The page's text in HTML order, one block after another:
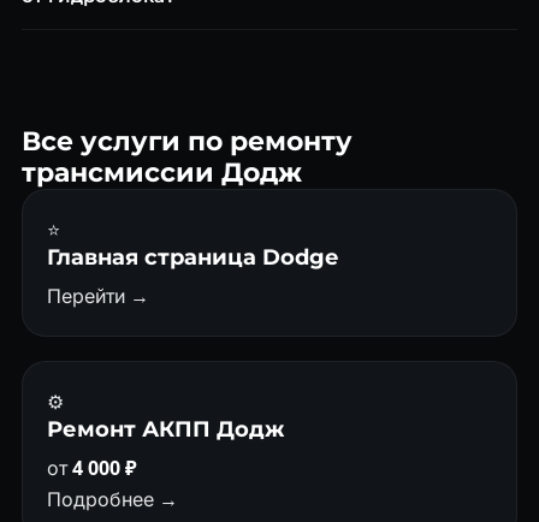
Итоговая цена зависит от марки авто и степени износа.
000 ₽, замена сцепления включается отдельно.
Все услуги по ремонту
трансмиссии Додж
⭐
Главная страница Dodge
Перейти →
⚙️
Ремонт АКПП Додж
от4 000 ₽
Подробнее →